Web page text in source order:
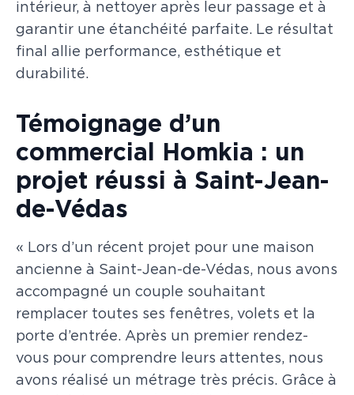
intérieur, à nettoyer après leur passage et à
garantir une étanchéité parfaite. Le résultat
final allie performance, esthétique et
durabilité.
Témoignage d’un
commercial Homkia : un
projet réussi à Saint-Jean-
de-Védas
« Lors d’un récent projet pour une maison
ancienne à Saint-Jean-de-Védas, nous avons
accompagné un couple souhaitant
remplacer toutes ses fenêtres, volets et la
porte d’entrée. Après un premier rendez-
vous pour comprendre leurs attentes, nous
avons réalisé un métrage très précis. Grâce à